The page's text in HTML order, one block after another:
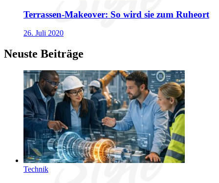
Terrassen-Makeover: So wird sie zum Ruheort
26. Juli 2020
Neuste Beiträge
Technik